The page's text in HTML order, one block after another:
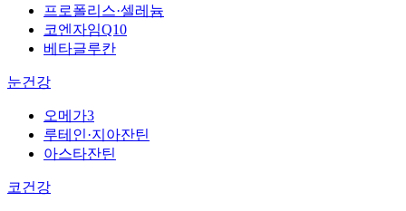
프로폴리스·셀레늄
코엔자임Q10
베타글루칸
눈건강
오메가3
루테인·지아잔틴
아스타잔틴
코건강